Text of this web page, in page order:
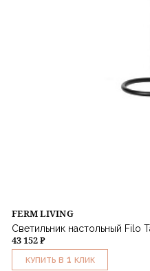
FERM LIVING
Светильник настольный Filo
43 152 ₽
КУПИТЬ В 1 КЛИК